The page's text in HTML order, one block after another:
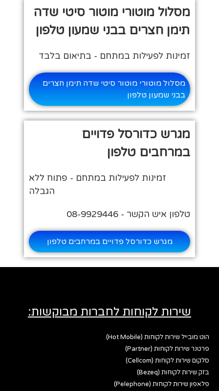
מסלול מוטורי מוטור סיטי שדה
תימן חצרים בבני שמעון טלפון
זמינות לפעילות במתחם - בתיאום בלבד
מסלול מוטורי מוטור סיטי שדה תימן חצרים
בבני שמעון טלפון
מגרש כדורסל פדויים
במרחבים טלפון
זמינות לפעילות במתחם - פתוח ללא
הגבלה
טלפון איש הקשר - 08-9929446
מגרש כדורסל פדויים במרחבים טלפון
שירות לקוחות לחברות מבוקשות:
הוט מובייל שירות לקוחות (Hot Mobile)
פרטנר שירות לקוחות (Partner)
סלקום שירות לקוחות (Cellcom)
בזק שירות לקוחות (Bezeq)
פלאפון שירות לקוחות (Pelephone)